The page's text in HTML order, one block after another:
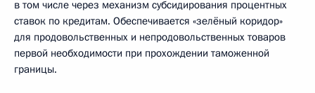
в том числе через механизм субсидирования процентных
ставок по кредитам. Обеспечивается «зелёный коридор»
для продовольственных и непродовольственных товаров
первой необходимости при прохождении таможенной
границы.